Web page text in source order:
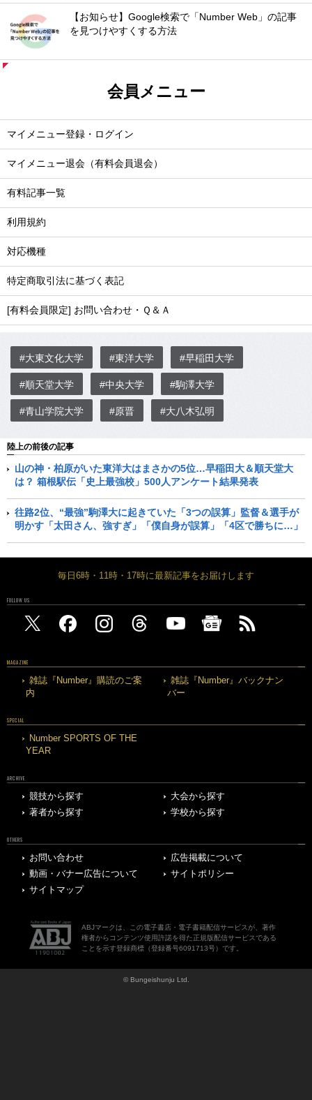
【お知らせ】Google検索で「Number Web」の記事
を見つけやすくする方法
会員メニュー
マイメニュー登録・ログイン
マイメニュー退会（有料会員退会）
有料記事一覧
利用規約
対応機種
特定商取引法に基づく表記
[有料会員限定] お問い合わせ・Ｑ＆Ａ
#大東文化大学 #東洋大学 #早稲田大学
#順天堂大学 #中央大学 #駒澤大学
#青山学院大学 #原晋 #大八木弘明
陸上の前後の記事
山の神・柏原がいた東洋大はまさかの5位…早稲田大＆順天堂大
は？ 箱根駅伝「史上最強校」500人アンケート結果発表
往路2位、“最強”駒澤大に起きていた「3つの誤算」監督＆選手が
明かす「太田さん、強すぎ」「僕自身が誤算」「4区で勝ちに…」
毎日6時・11時・17時に最新記事をお届けします
FOLLOW US
MAGAZINE
雑誌『Number』購読のご案
内
雑誌『Number』バックナン
バー
SPECIAL
Number SPORTS OF THE
YEAR
ARCHIVE
競技から探す
大会から探す
著者から探す
学校から探す
OTHERS
お問い合わせ
広告掲載について
動画・バナー広告について
サイトポリシー
サイトマップ
ABJマークは、この電子書店・電子書籍配信サービスが、著作
権者からコンテンツ使用許諾を得た正規版配信サービスである
ことを示す登録商標（登録番号6091713号）です。
© Bungeishunju Ltd.